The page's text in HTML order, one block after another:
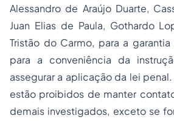
Alessandro de Araújo Duarte,
Juan Elias de Paula, Gothardo
Tristão do Carmo, para a
para a conveniência da
assegurar a aplicação da lei
estão proibidos de manter
demais investigados, exceto se